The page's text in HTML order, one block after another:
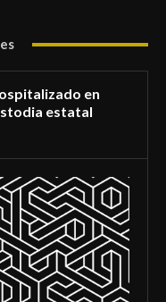
en
estatal